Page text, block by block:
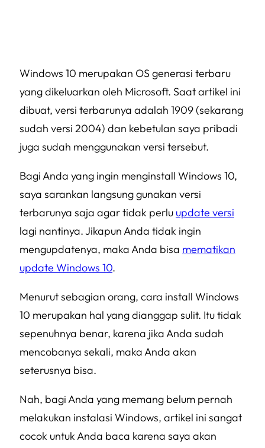
Windows 10 merupakan OS generasi terbaru
yang dikeluarkan oleh Microsoft. Saat artikel ini
dibuat, versi terbarunya adalah 1909 (sekarang
sudah versi 2004) dan kebetulan saya pribadi
juga sudah menggunakan versi tersebut.
Bagi Anda yang ingin menginstall Windows 10,
saya sarankan langsung gunakan versi
terbarunya saja agar tidak perlu update versi
lagi nantinya. Jikapun Anda tidak ingin
mengupdatenya, maka Anda bisa mematikan
update Windows 10.
Menurut sebagian orang, cara install Windows
10 merupakan hal yang dianggap sulit. Itu tidak
sepenuhnya benar, karena jika Anda sudah
mencobanya sekali, maka Anda akan
seterusnya bisa.
Nah, bagi Anda yang memang belum pernah
melakukan instalasi Windows, artikel ini sangat
cocok untuk Anda baca karena saya akan